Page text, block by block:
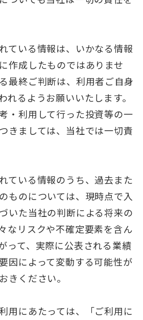
ている情報は、いかなる情報
作成したものではありませ
最終ご判断は、利用者ご自身
れるようお願いいたします。
・利用して行った投資等の一
きましては、当社では一切責
ている情報のうち、過去また
ものについては、現時点で入
いた当社の判断による将来の
なリスクや不確定要素を含ん
って、実際に公表される業績
因によって変動する可能性が
きください。
用にあたっては、「ご利用に